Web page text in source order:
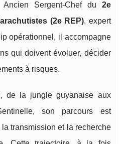
Sergent-Chef du 2e
(2e REP), expert
opérationnel, il accompagne
qui doivent évoluer, décider
à risques.
de la jungle guyanaise aux
son parcours est
transmission et la recherche